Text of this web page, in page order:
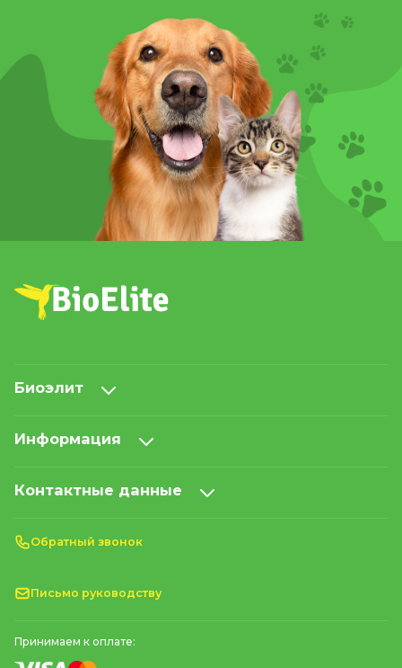
Биоэлит
Информация
Контактные данные
Обратный звонок
Письмо руководству
Принимаем к оплате: